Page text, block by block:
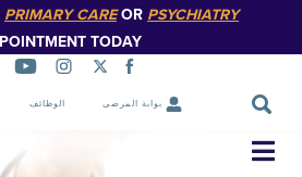
YOURPRIMARY CAREOR
APPOINTMENT TODAY.
بوابة المرضى الوظائف
تخطي
التنقل